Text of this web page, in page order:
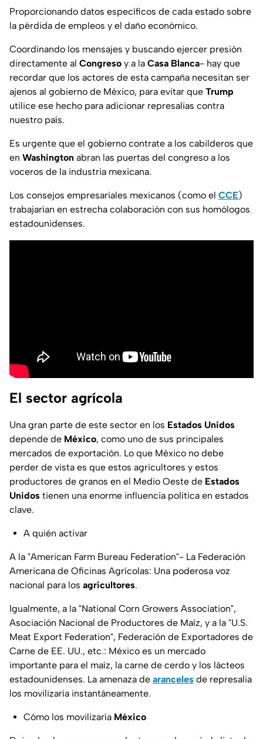
Proporcionando datos específicos de cada estado sobre
la pérdida de empleos y el daño económico.
Coordinando los mensajes y buscando ejercer presión
directamente al Congreso y a la Casa Blanca- hay que
recordar que los actores de esta campaña necesitan ser
ajenos al gobierno de México, para evitar que Trump
utilice ese hecho para adicionar represalias contra
nuestro país.
Es urgente que el gobierno contrate a los cabilderos que
en Washington abran las puertas del congreso a los
voceros de la industria mexicana.
Los consejos empresariales mexicanos (como el CCE)
trabajarían en estrecha colaboración con sus homólogos
estadounidenses.
El sector agrícola
Una gran parte de este sector en los Estados Unidos
depende de México, como uno de sus principales
mercados de exportación. Lo que México no debe
perder de vista es que estos agricultores y estos
productores de granos en el Medio Oeste de Estados
Unidos tienen una enorme influencia política en estados
clave.
A quién activar
A la "American Farm Bureau Federation"- La Federación
Americana de Oficinas Agrícolas: Una poderosa voz
nacional para los agricultores.
Igualmente, a la "National Corn Growers Association",
Asociación Nacional de Productores de Maíz, y a la "U.S.
Meat Export Federation", Federación de Exportadores de
Carne de EE. UU., etc.: México es un mercado
importante para el maíz, la carne de cerdo y los lácteos
estadounidenses. La amenaza de aranceles de represalia
los movilizaría instantáneamente.
Cómo los movilizaría México